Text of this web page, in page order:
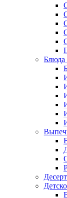
Блюда